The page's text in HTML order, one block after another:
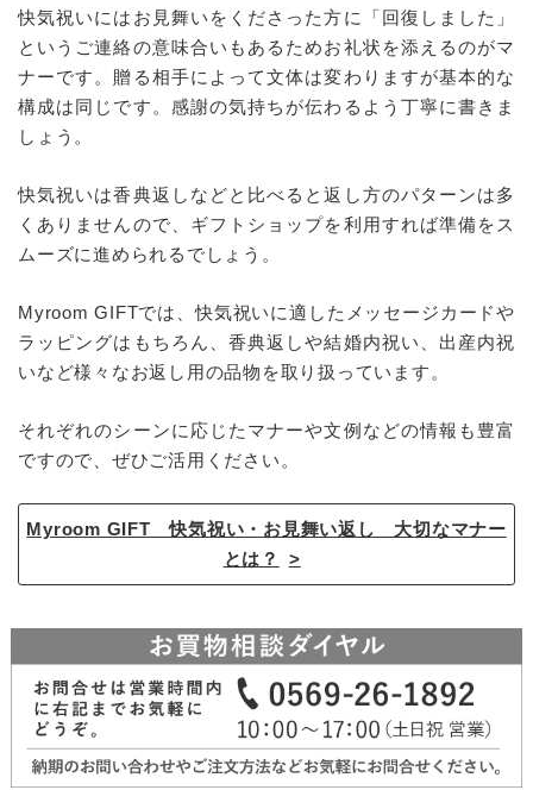
快気祝いにはお見舞いをくださった方に「回復しました」
というご連絡の意味合いもあるためお礼状を添えるのがマ
ナーです。贈る相手によって文体は変わりますが基本的な
構成は同じです。感謝の気持ちが伝わるよう丁寧に書きま
しょう。
快気祝いは香典返しなどと比べると返し方のパターンは多
くありませんので、ギフトショップを利用すれば準備をス
ムーズに進められるでしょう。
Myroom GIFTでは、快気祝いに適したメッセージカードや
ラッピングはもちろん、香典返しや結婚内祝い、出産内祝
いなど様々なお返し用の品物を取り扱っています。
それぞれのシーンに応じたマナーや文例などの情報も豊富
ですので、ぜひご活用ください。
Myroom GIFT 快気祝い・お見舞い返し 大切なマナー
とは？